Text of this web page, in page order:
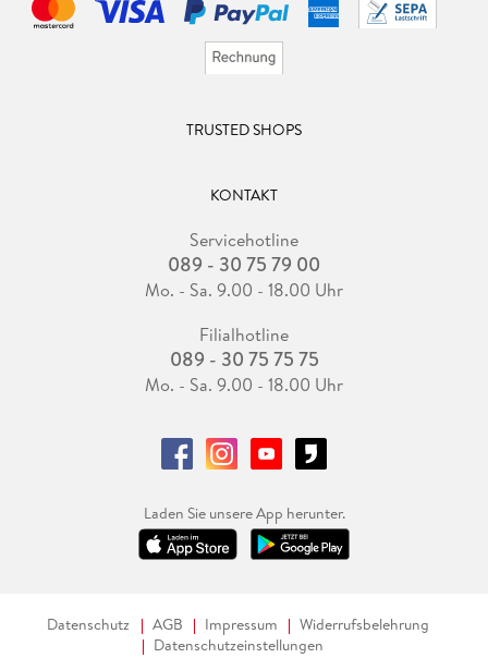
TRUSTED SHOPS
KONTAKT
Servicehotline
089 - 30 75 79 00
Mo. - Sa. 9.00 - 18.00 Uhr
Filialhotline
089 - 30 75 75 75
Mo. - Sa. 9.00 - 18.00 Uhr
Laden Sie unsere App herunter.
Datenschutz AGB Impressum
Widerrufsbelehrung
Datenschutzeinstellungen